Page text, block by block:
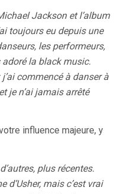
Jackson et l’album
toujours eu depuis une
les performeurs,
la black music.
commencé à danser à
je n’ai jamais arrêté
influence majeure, y
plus récentes.
d’Usher, mais c’est vrai